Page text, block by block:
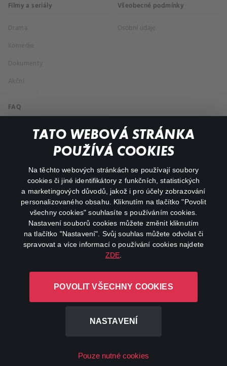
TATO WEBOVÁ STRÁNKA
POUŽÍVÁ COOKIES
Na těchto webových stránkách se používají soubory
cookies či jiné identifikátory z funkčních, statistických
a marketingových důvodů, jakož i pro účely zobrazování
personalizovaného obsahu. Kliknutím na tlačítko "Povolit
všechny cookies" souhlasíte s používáním cookies.
Nastavení souborů cookies můžete změnit kliknutím
na tlačítko "Nastavení". Svůj souhlas můžete odvolat či
spravovat a více informací o používání cookies najdete
ZDE
POVOLIT VŠECHNY COOKIES
NASTAVENÍ
Pouze nutné cookies
Filmy a seriály
Drama
Komedie
Dokumenty
Akční
Všeobecné podmínky
Osobní údaje
FAQ
Můj účet
Důležité odkazy
facebookinstagram
youtube
L-1246 Luxembourg R.C.S.